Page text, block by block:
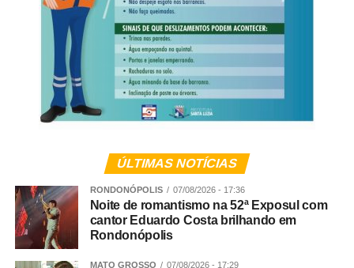
ÚLTIMAS NOTÍCIAS
RONDONÓPOLIS 07/08/2026 - 17:36
Noite de romantismo na 52ª Exposul com
cantor Eduardo Costa brilhando em
Rondonópolis
MATO GROSSO 07/08/2026 - 17:29